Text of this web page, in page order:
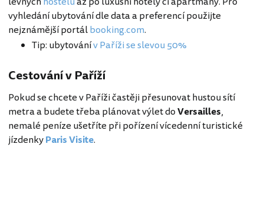
vyhledání ubytování dle data a preferencí použijte
nejznámější portálbooking.com.
Tip: ubytovánív Paříži se slevou 50%
Cestování v Paříží
Pokud se chcete v Paříži častěji přesunovat hustou sítí
metra a budete třeba plánovat výlet doVersailles,
nemalé peníze ušetříte při pořízení vícedenní turistické
jízdenkyParis Visite.